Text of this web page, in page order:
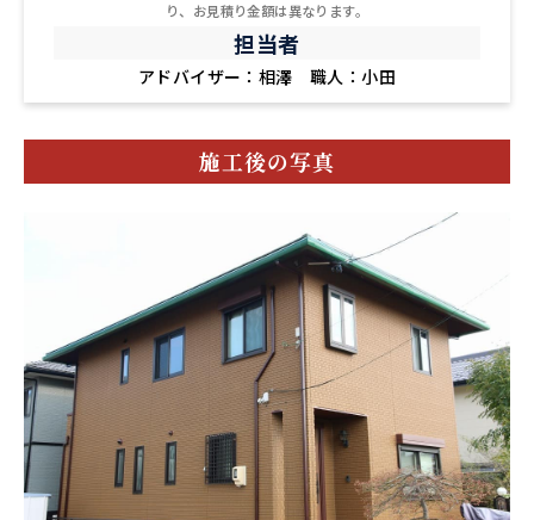
り、お見積り金額は異なります。
担当者
アドバイザー：相澤 職人：小田
施工後の写真